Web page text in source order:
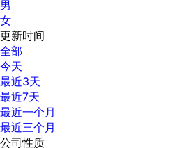
男
女
更新时间
全部
今天
最近3天
最近7天
最近一个月
最近三个月
公司性质